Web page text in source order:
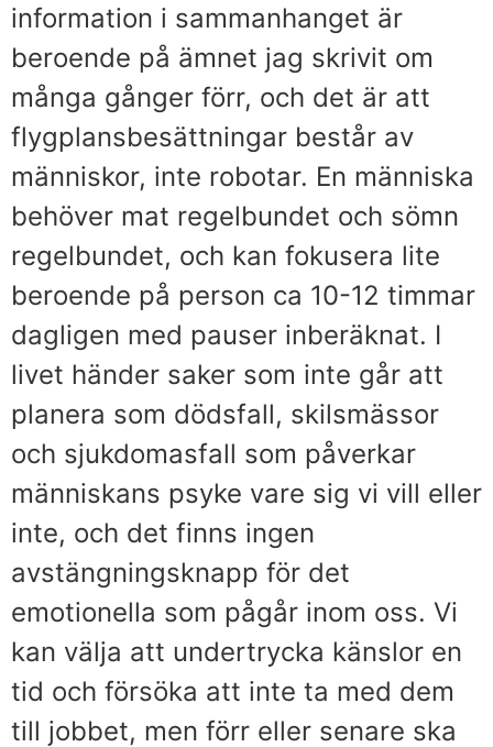
information i sammanhanget är
beroende på ämnet jag skrivit om
många gånger förr, och det är att
flygplansbesättningar består av
människor, inte robotar. En människa
behöver mat regelbundet och sömn
regelbundet, och kan fokusera lite
beroende på person ca 10-12 timmar
dagligen med pauser inberäknat. I
livet händer saker som inte går att
planera som dödsfall, skilsmässor
och sjukdomasfall som påverkar
människans psyke vare sig vi vill eller
inte, och det finns ingen
avstängningsknapp för det
emotionella som pågår inom oss. Vi
kan välja att undertrycka känslor en
tid och försöka att inte ta med dem
till jobbet, men förr eller senare ska